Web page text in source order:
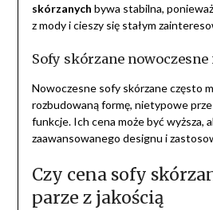
skórzanych bywa stabilna,
z mody i cieszy się stałym
Sofy skórzane
Nowoczesne sofy skórzane często
rozbudowaną formę, nietypowe
funkcje. Ich cena może być wyższa,
zaawansowanego designu i
Czy cena sofy
parze z jakością